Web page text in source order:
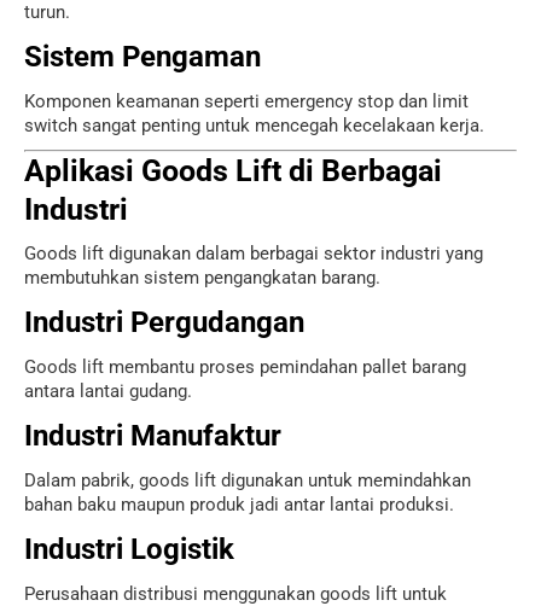
turun.
Sistem Pengaman
Komponen keamanan seperti emergency stop dan limit
switch sangat penting untuk mencegah kecelakaan kerja.
Aplikasi Goods Lift di Berbagai
Industri
Goods lift digunakan dalam berbagai sektor industri yang
membutuhkan sistem pengangkatan barang.
Industri Pergudangan
Goods lift membantu proses pemindahan pallet barang
antara lantai gudang.
Industri Manufaktur
Dalam pabrik, goods lift digunakan untuk memindahkan
bahan baku maupun produk jadi antar lantai produksi.
Industri Logistik
Perusahaan distribusi menggunakan goods lift untuk